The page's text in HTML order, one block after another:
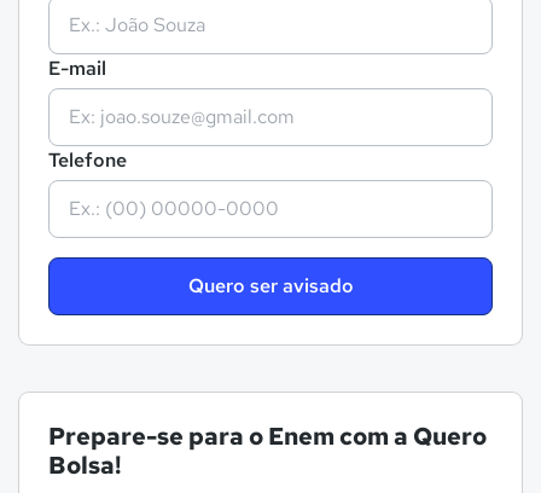
E-mail
Telefone
Quero ser avisado
Prepare-se para o Enem com a Quero
Bolsa!